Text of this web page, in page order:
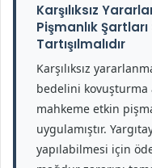
Karşılıksız
Pişmanlık
Tartışılmalıdır
Karşılıksız
bedelini kovuşturma
mahkeme etkin
uygulamıştır.
yapılabilmesi için